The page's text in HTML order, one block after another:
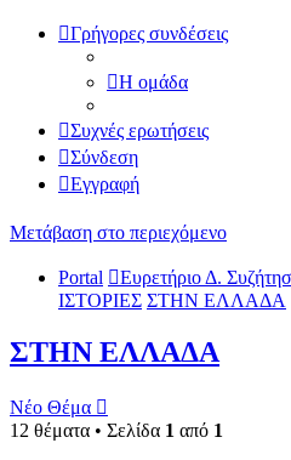
Γρήγορες συνδέσεις
Η ομάδα
Συχνές ερωτήσεις
Σύνδεση
Εγγραφή
Μετάβαση στο περιεχόμενο
Portal Ευρετήριο Δ.
ΙΣΤΟΡΙΕΣ ΣΤΗΝ ΕΛΛΑΔΑ
ΣΤΗΝ ΕΛΛΑΔΑ
Νέο Θέμα
12 θέματα • Σελίδα 1 από 1